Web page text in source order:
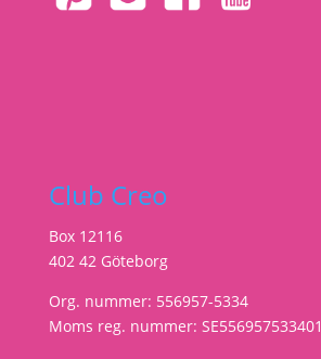
Club Creo
Box 12116
402 42 Göteborg
Org. nummer: 556957-5334
Moms reg. nummer: SE556957533401